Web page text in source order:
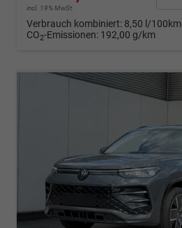
incl. 19% MwSt.
Verbrauch kombiniert: 8,50 l/100km
CO2-Emissionen: 192,00 g/km